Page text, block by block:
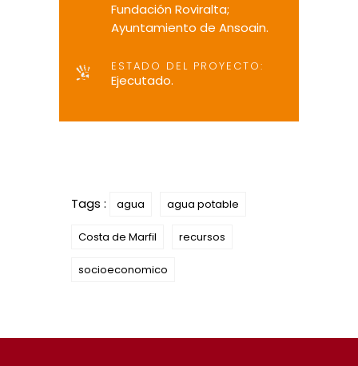
Fundación Roviralta;
Ayuntamiento de Ansoain.
ESTADO DEL PROYECTO:
Ejecutado.
Tags : agua agua potable
Costa de Marfil recursos
socioeconomico